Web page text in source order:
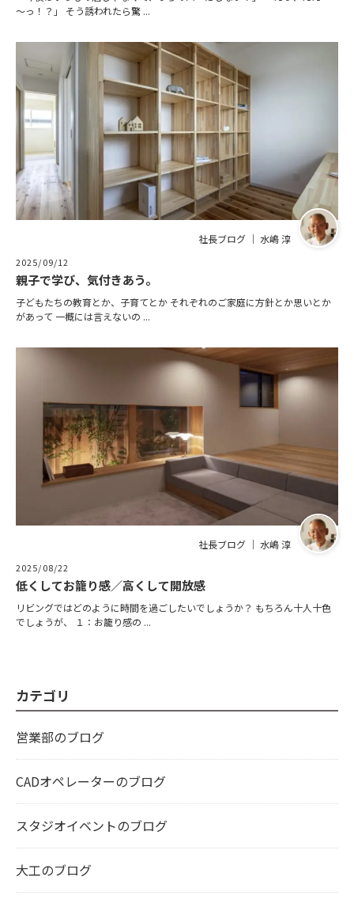
～っ！？」 そう誘われたら驚 ...
社長ブログ ｜ 水嶋 淳
2025/09/12
親子で学び、気付きあう。
子どもたちの教育とか、子育てとか それぞれのご家庭に方針とか思いとか
があって 一概には言えないの ...
社長ブログ ｜ 水嶋 淳
2025/08/22
低くしてお籠り感／高くして開放感
リビングではどのように時間を過ごしたいでしょうか？ もちろん十人十色
でしょうが、 １：お籠り感の ...
カテゴリ
営業部のブログ
CADオペレーターのブログ
スタジオイベントのブログ
大工のブログ